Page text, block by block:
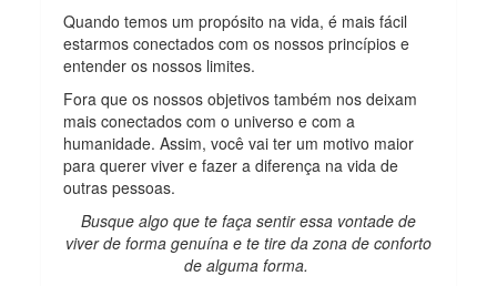
Quando temos um propósito na vida, é mais fácil
estarmos conectados com os nossos princípios e
entender os nossos limites.
Fora que os nossos objetivos também nos deixam
mais conectados com o universo e com a
humanidade. Assim, você vai ter um motivo maior
para querer viver e fazer a diferença na vida de
outras pessoas.
Busque algo que te faça sentir essa vontade de
viver de forma genuína e te tire da zona de conforto
de alguma forma.